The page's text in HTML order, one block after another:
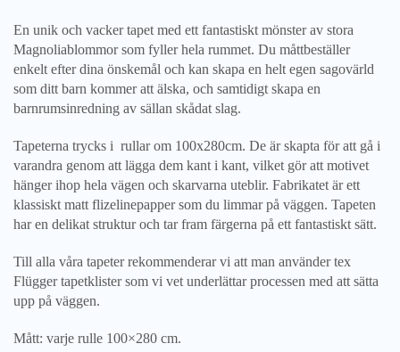
En unik och vacker tapet med ett fantastiskt mönster av stora
Magnoliablommor som fyller hela rummet. Du måttbeställer
enkelt efter dina önskemål och kan skapa en helt egen sagovärld
som ditt barn kommer att älska, och samtidigt skapa en
barnrumsinredning av sällan skådat slag.
Tapeterna trycks i rullar om 100x280cm. De är skapta för att gå i
varandra genom att lägga dem kant i kant, vilket gör att motivet
hänger ihop hela vägen och skarvarna uteblir. Fabrikatet är ett
klassiskt matt flizelinepapper som du limmar på väggen. Tapeten
har en delikat struktur och tar fram färgerna på ett fantastiskt sätt.
Till alla våra tapeter rekommenderar vi att man använder tex
Flügger tapetklister som vi vet underlättar processen med att sätta
upp på väggen.
Mått: varje rulle 100×280 cm.